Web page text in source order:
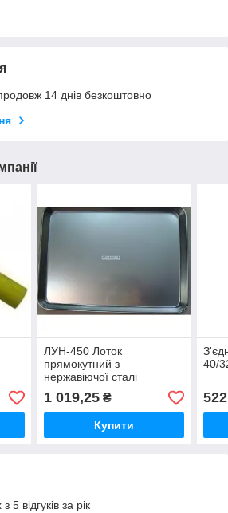
14 днів безкоштовно
ЛУН-450 Лоток
прямокутний з
нержавіючої сталі
450х330х34 мм.
1 019,25₴
Купити
40/
522
5 відгуків за рік